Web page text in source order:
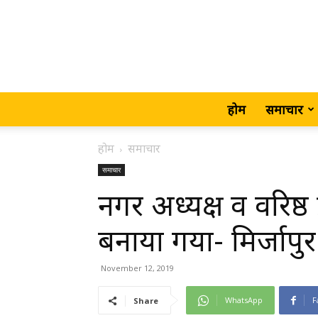
होम समाचार
होम समाचार
समाचार
नगर अध्यक्ष व
बनाया गया- मिर्जापुर
November 12, 2019
Share WhatsApp